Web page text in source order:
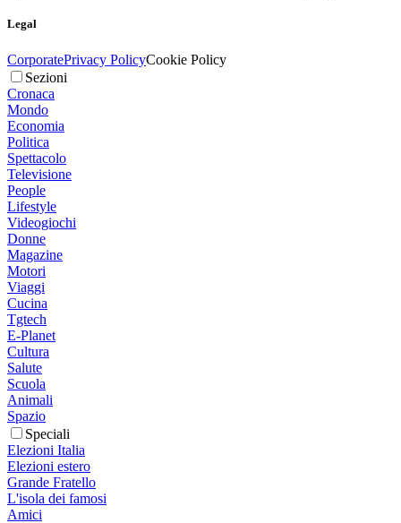
Legal
CorporatePrivacy PolicyCookie Policy
Sezioni
Cronaca
Mondo
Economia
Politica
Spettacolo
Televisione
People
Lifestyle
Videogiochi
Donne
Magazine
Motori
Viaggi
Cucina
Tgtech
E-Planet
Cultura
Salute
Scuola
Animali
Spazio
Speciali
Elezioni Italia
Elezioni estero
Grande Fratello
L'isola dei famosi
Amici